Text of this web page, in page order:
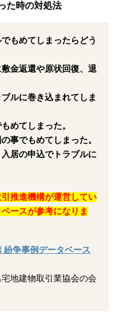
た時の対処法
もめてしまったらどう
金返還や原状回復、退
ルに巻き込まれてしま
めてしまった。
事でもめてしまった。
居の申込でトラブルに
推進機構が運営してい
ースが参考になりま
紛争事例データベース
地建物取引業協会の会